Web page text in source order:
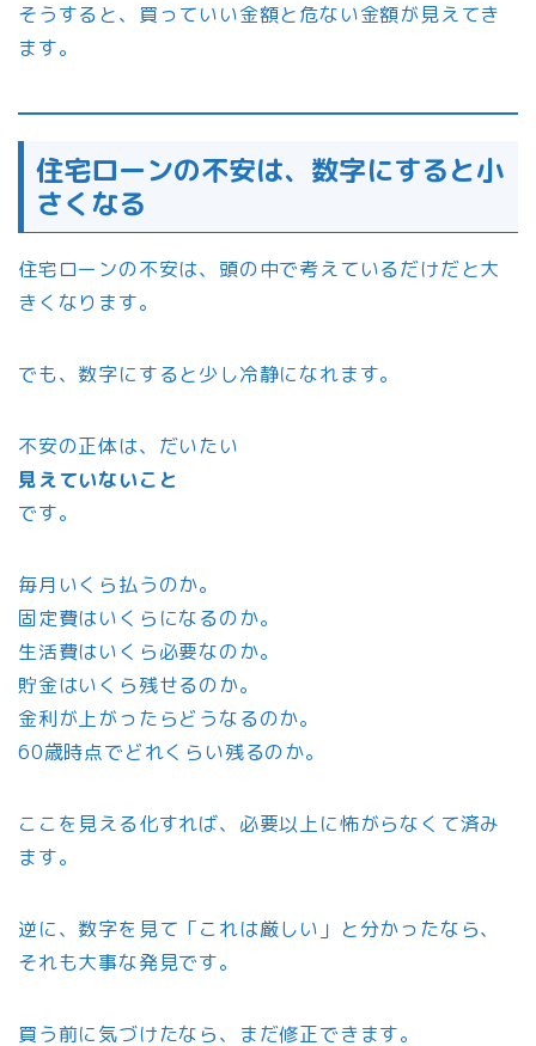
そうすると、買っていい金額と危ない金額が見えてき
ます。
住宅ローンの不安は、数字にすると小
さくなる
住宅ローンの不安は、頭の中で考えているだけだと大
きくなります。
でも、数字にすると少し冷静になれます。
不安の正体は、だいたい
見えていないこと
です。
毎月いくら払うのか。
固定費はいくらになるのか。
生活費はいくら必要なのか。
貯金はいくら残せるのか。
金利が上がったらどうなるのか。
60歳時点でどれくらい残るのか。
ここを見える化すれば、必要以上に怖がらなくて済み
ます。
逆に、数字を見て「これは厳しい」と分かったなら、
それも大事な発見です。
買う前に気づけたなら、まだ修正できます。